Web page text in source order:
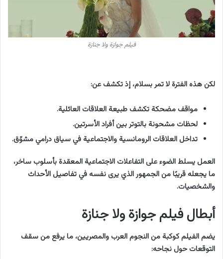
فيلم جوازة ولا جنازة
لكن هذه الفترة لا تمر بسلام، إذ تكشف عن:
مواقف مضحكة تكشف طبيعة العلاقات العائلية.
لحظات مشحونة بالتوتر بين أفراد الأسرتين.
تداخل العلاقات الرومانسية والاجتماعية في سياق درامي مشوّق.
العمل يسلط الضوء على التفاعلات الاجتماعية المعقدة بأسلوب ساخر،
ما يجعله قريبًا من الجمهور الذي يرى نفسه في تفاصيل الأحداث
والشخصيات.
أبطال فيلم جوازة ولا جنازة
يضم الفيلم كوكبة من النجوم العرب والمصريين، ما يرفع من سقف
التوقعات حول نجاحه: